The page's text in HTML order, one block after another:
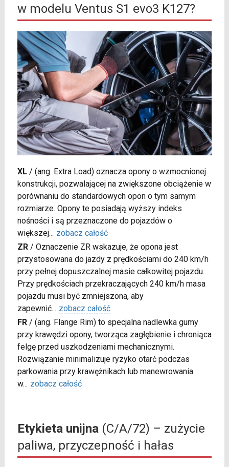
w modelu Ventus S1 evo3 K127?
XL/ (ang. Extra Load) oznacza opony o wzmocnionej
konstrukcji, pozwalającej na zwiększone obciążenie w
porównaniu do standardowych opon o tym samym
rozmiarze. Opony te posiadają wyższy indeks
nośności i są przeznaczone do pojazdów o
większej... zobacz całość
ZR/ Oznaczenie ZR wskazuje, że opona jest
przystosowana do jazdy z prędkościami do 240 km/h
przy pełnej dopuszczalnej masie całkowitej pojazdu.
Przy prędkościach przekraczających 240 km/h masa
pojazdu musi być zmniejszona, aby
zapewnić... zobacz całość
FR/ (ang. Flange Rim) to specjalna nadlewka gumy
przy krawędzi opony, tworząca zagłębienie i chroniąca
felgę przed uszkodzeniami mechanicznymi.
Rozwiązanie minimalizuje ryzyko otarć podczas
parkowania przy krawężnikach lub manewrowania
w... zobacz całość
Etykieta unijna(C/A/72) – zużycie
paliwa, przyczepność i hałas